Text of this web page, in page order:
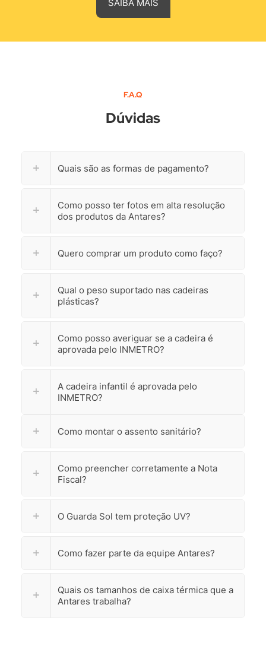
SAIBA MAIS
F.A.Q
Dúvidas
Quais são as formas de pagamento?
Como posso ter fotos em alta resolução
dos produtos da Antares?
Quero comprar um produto como faço?
Qual o peso suportado nas cadeiras
plásticas?
Como posso averiguar se a cadeira é
aprovada pelo INMETRO?
A cadeira infantil é aprovada pelo
INMETRO?
Como montar o assento sanitário?
Como preencher corretamente a Nota
Fiscal?
O Guarda Sol tem proteção UV?
Como fazer parte da equipe Antares?
Quais os tamanhos de caixa térmica que a
Antares trabalha?